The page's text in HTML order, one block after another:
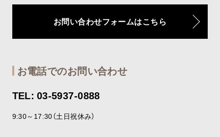
お問い合わせフォームはこちら
お電話でのお問い合わせ
TEL: 03-5937-0888
9:30～17:30（土日祝休み）